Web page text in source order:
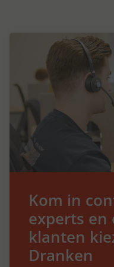
Kom in
experts en
klanten
Dranken